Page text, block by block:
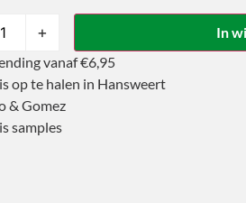
+
In
vanaf €6,95
op te halen in Hansweert
& Gomez
samples